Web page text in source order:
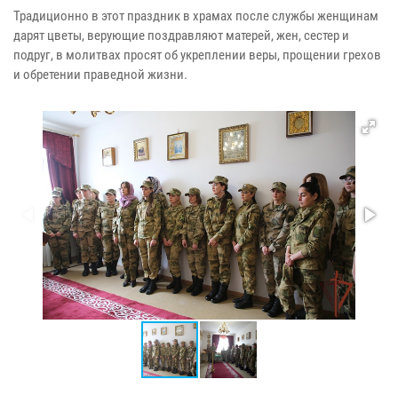
Традиционно в этот праздник в храмах после службы женщинам
дарят цветы, верующие поздравляют матерей, жен, сестер и
подруг, в молитвах просят об укреплении веры, прощении грехов
и обретении праведной жизни.